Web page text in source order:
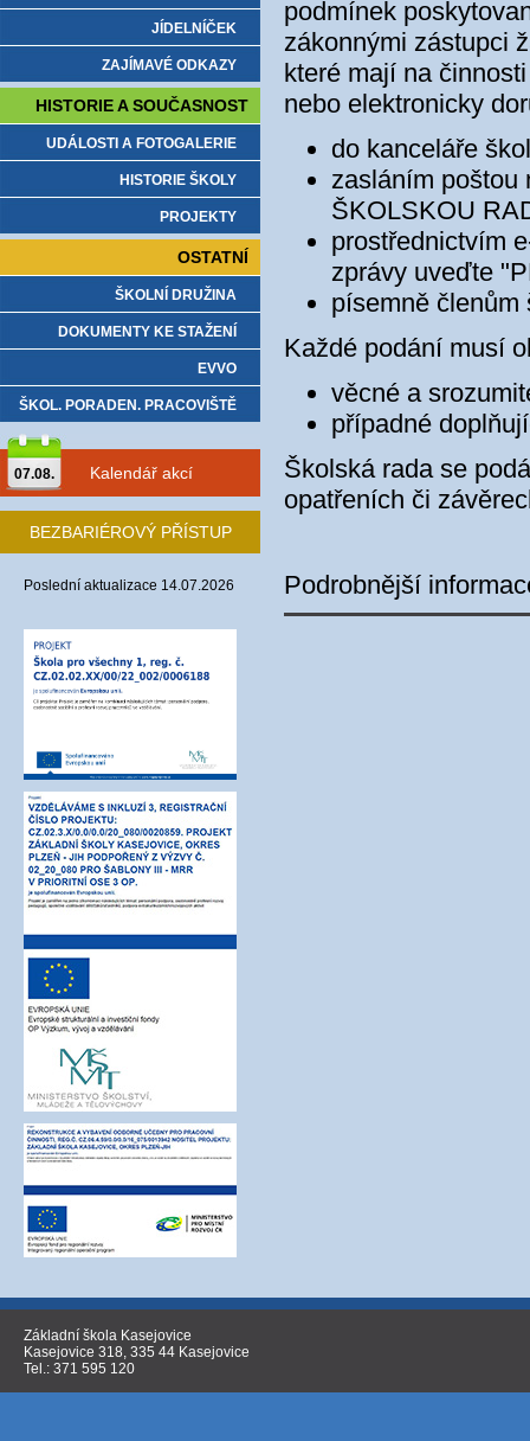
podmínek
zákonnými zástupci
které mají na
nebo elektronicky
do kanceláře
zasláním poštou
ŠKOLSKOU
prostřednictvím
zprávy uveďte
písemně členům
Každé podání musí
věcné a
případné
Školská rada se
opatřeních či
Podrobnější
JÍDELNÍČEK
ZAJÍMAVÉ ODKAZY
HISTORIE A SOUČASNOST
UDÁLOSTI A FOTOGALERIE
HISTORIE ŠKOLY
PROJEKTY
OSTATNÍ
ŠKOLNÍ DRUŽINA
DOKUMENTY KE STAŽENÍ
EVVO
ŠKOL. PORADEN. PRACOVIŠTĚ
07.08. Kalendář akcí
BEZBARIÉROVÝ PŘÍSTUP
Poslední aktualizace 14.07.2026
Základní škola Kasejovice
Kasejovice 318, 335 44 Kasejovice
Tel.: 371 595 120